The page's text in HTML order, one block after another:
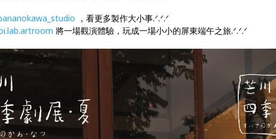
，看更多製作大小事.ᐟ.ᐟ.ᐟ
將一場觀演體驗，玩成一場小小的屏東端午之旅.ᐟ.ᐟ.ᐟ